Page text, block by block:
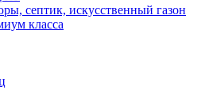
септик, искусственный газон
класса